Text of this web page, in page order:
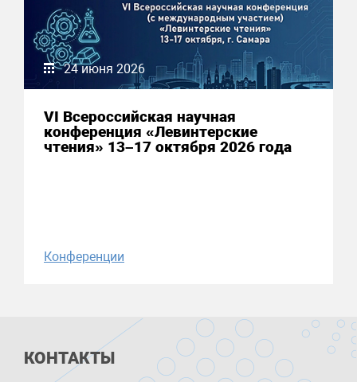
24 июня 2026
VI Всероссийская научная
конференция «Левинтерские
чтения» 13–17 октября 2026 года
Конференции
КОНТАКТЫ